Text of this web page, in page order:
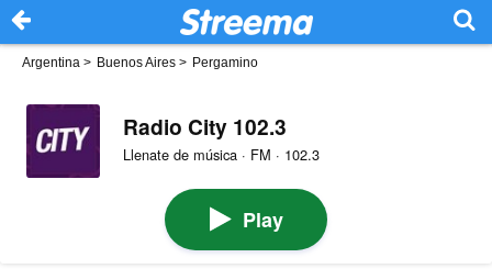
Argentina > Buenos Aires > Pergamino
Radio City 102.3
Llenate de música · FM · 102.3
Play